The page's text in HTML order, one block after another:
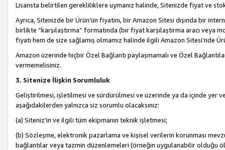
Lisansta belirtilen gerekliliklere uymanız halinde, Sitenizde fiyat ve
Ayrıca, Sitenizde bir Ürün’ün fiyatını, bir Amazon Sitesi dışında bir
birlikte “karşılaştırma” formatında (bir fiyat karşılaştırma aracı veya
fiyatı hem de size sağlamış olmamız halinde ilgili Amazon Sitesi’nde
Amazon üzerinde hiçbir Özel Bağlantı paylaşmamalı ve Özel
vermemelisiniz.
3. Sitenize İlişkin Sorumluluk
Geliştirilmesi, işletilmesi ve sürdürülmesi ve üzerinde ya da içinde yer
aşağıdakilerden yalnızca siz sorumlu olacaksınız:
(a) Siteniz’in ve ilgili tüm ekipmanın teknik işletmesi;
(b) Sözleşme, elektronik pazarlama ve kişisel verilerin korunması
bağlantılar veya tazmin düzenlemeleri (örneğin uygulanabilir olduğu